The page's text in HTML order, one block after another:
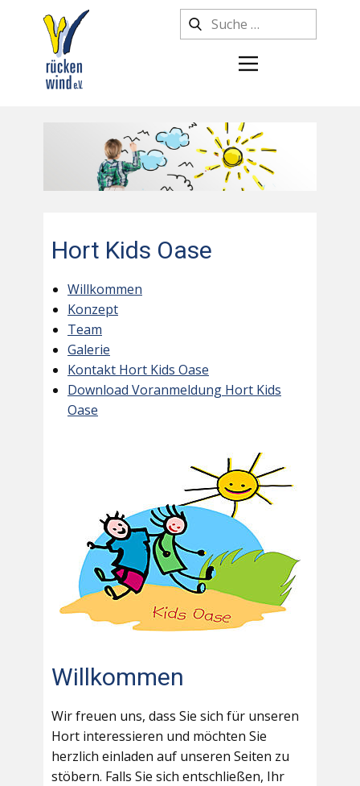
Hort Kids Oase
Willkommen
Konzept
Team
Galerie
Kontakt Hort Kids Oase
Download Voranmeldung Hort Kids
Oase
Willkommen
Wir freuen uns, dass Sie sich für unseren
Hort interessieren und möchten Sie
herzlich einladen auf unseren Seiten zu
stöbern. Falls Sie sich entschließen, Ihr